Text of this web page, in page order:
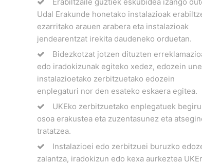
Udal Erakunde honetako instalazioak
ezarritako arauen arabera eta instalazioak
jendearentzat irekita daudeneko orduetan.
Bidezkotzat jotzen dituzten
edo iradokizunak egiteko xedez, edozein
instalazioetako zerbitzuetako edozein
enplegaturi nor den esateko eskaera egitea.
UKEko zerbitzuetako enplegatuek
osoa erakustea eta zuzentasunez eta
tratatzea.
Instalazioei edo zerbitzuei buruzko
zalantza, iradokizun edo kexa aurkeztea